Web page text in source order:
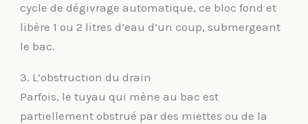
cycle de dégivrage automatique, ce bloc fond et
libère 1 ou 2 litres d’eau d’un coup, submergeant
le bac.
3. L’obstruction du drain
Parfois, le tuyau qui mène au bac est
partiellement obstrué par des miettes ou de la